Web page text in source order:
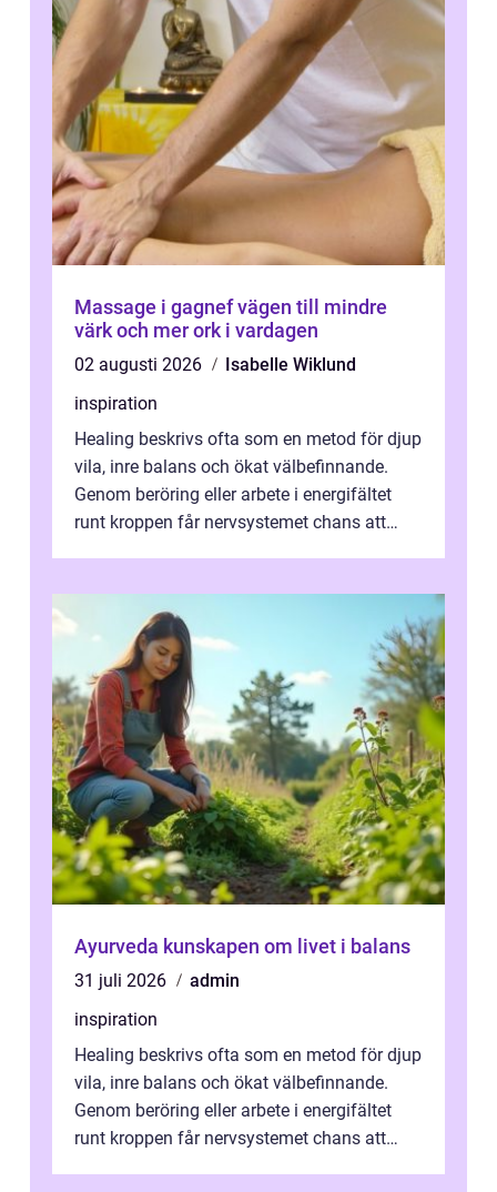
Massage i gagnef vägen till mindre
värk och mer ork i vardagen
02 augusti 2026
Isabelle Wiklund
inspiration
Healing beskrivs ofta som en metod för djup
vila, inre balans och ökat välbefinnande.
Genom beröring eller arbete i energifältet
runt kroppen får nervsystemet chans att
Ayurveda kunskapen om livet i balans
31 juli 2026
admin
inspiration
Healing beskrivs ofta som en metod för djup
vila, inre balans och ökat välbefinnande.
Genom beröring eller arbete i energifältet
runt kroppen får nervsystemet chans att